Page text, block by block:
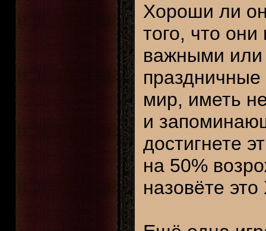
Хороши ли
того, что
важными
мир, иметь
и
достигнете
на 50%
назовёте